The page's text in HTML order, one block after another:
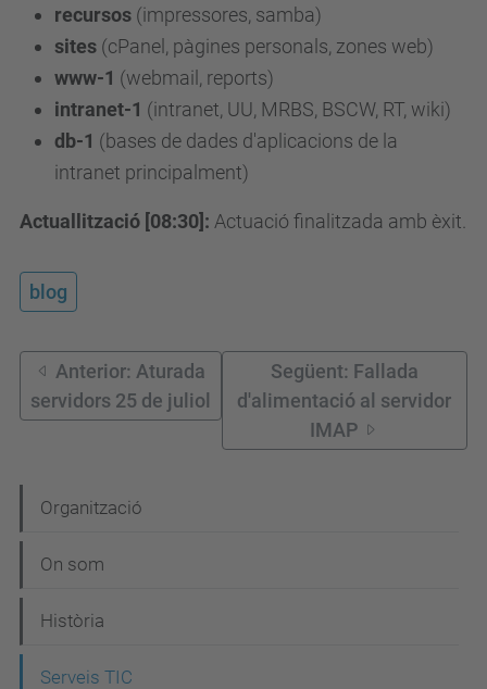
recursos (impressores, samba)
sites (cPanel, pàgines personals, zones web)
www-1 (webmail, reports)
intranet-1 (intranet, UU, MRBS, BSCW, RT, wiki)
db-1 (bases de dades d'aplicacions de la
intranet principalment)
Actuallització [08:30]: Actuació finalitzada amb èxit.
blog
Anterior: Aturada
servidors 25 de juliol
Següent: Fallada
d'alimentació al servidor
IMAP
a
v
g
Organització
On som
Història
Serveis TIC